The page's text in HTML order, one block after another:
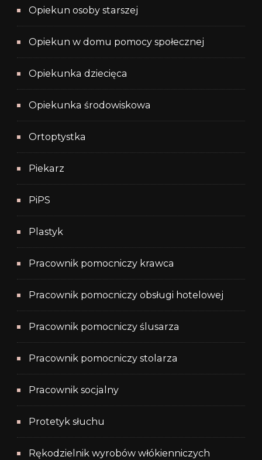
Opiekun osoby starszej
Opiekun w domu pomocy społecznej
Opiekunka dziecięca
Opiekunka środowiskowa
Ortoptystka
Piekarz
PiPS
Plastyk
Pracownik pomocniczy krawca
Pracownik pomocniczy obsługi hotelowej
Pracownik pomocniczy ślusarza
Pracownik pomocniczy stolarza
Pracownik socjalny
Protetyk słuchu
Rękodzielnik wyrobów włókienniczych